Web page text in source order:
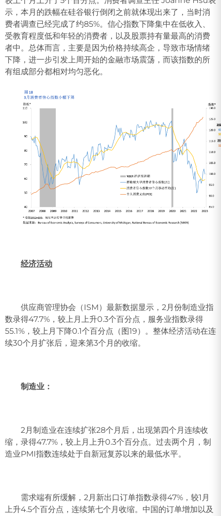
示，本月的跌幅在硅谷银行倒闭之前就体现出来了，当时消
费者调查已经完成了约85%。信心指数下降集中在低收入、
受教育程度低和年轻的消费者，以及股票持有量最高的消费
者中。总体而言，主要是因为价格持续高企，导致市场情绪
下降，进一步引发上周开始的金融市场震荡，而该指数的所
有组成部分都相对均匀恶化。
经济活动
供应商管理协会（ISM）最新数据显示，2月份制造业指
数录得47.7%，较上月上升0.3个百分点，服务业指数录得
55.1%，较上月下降0.1个百分点（图19）。整体经济活动在连
续30个月扩张后，迎来第3个月的收缩。
制造业：
2月制造业在连续扩张28个月后，出现第四个月连续收
缩，录得47.7%，较上月上升0.3个百分点。过去两个月，制
造业PMI指数连续处于自新冠复苏以来的最低水平。
需求端有所缓解，2月新出口订单指数录得47%，较1月
上升4.5个百分点，连续第七个月收缩。中国的订单增加以及